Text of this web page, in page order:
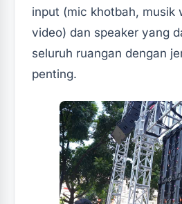
input (mic khotbah, musik
video) dan speaker yang
seluruh ruangan dengan
penting.